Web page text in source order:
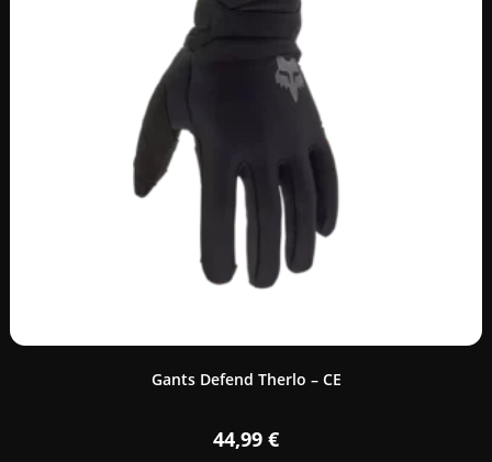
Gants Defend Therlo – CE
44,99 €